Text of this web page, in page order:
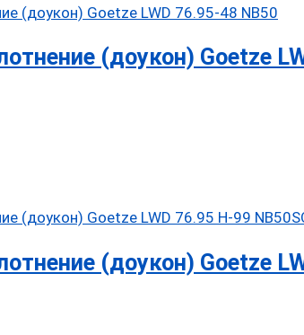
(доукон) Goetze
(доукон) Goetze